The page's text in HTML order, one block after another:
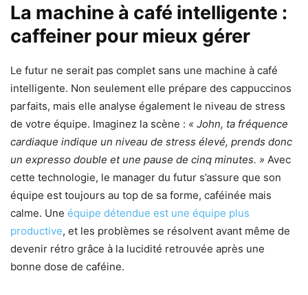
La machine à café intelligente :
caffeiner pour mieux gérer
Le futur ne serait pas complet sans une machine à café
intelligente. Non seulement elle prépare des cappuccinos
parfaits, mais elle analyse également le niveau de stress
de votre équipe. Imaginez la scène : « John, ta fréquence
cardiaque indique un niveau de stress élevé, prends donc
un expresso double et une pause de cinq minutes. » Avec
cette technologie, le manager du futur s’assure que son
équipe est toujours au top de sa forme, caféinée mais
calme. Une équipe détendue est une équipe plus
productive, et les problèmes se résolvent avant même de
devenir rétro grâce à la lucidité retrouvée après une
bonne dose de caféine.